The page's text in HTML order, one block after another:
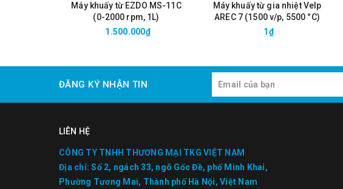
Máy khuấy từ EZDO MS-11C
(0-2000 rpm, 1L)
1.500.000₫
Máy khuấy từ gia nhiệt Velp
AREC 7 (1500 v/p, 5500 °C)
1₫
ĐĂNG KÝ NHẬN TIN
LIÊN HỆ
CÔNG TY TNHH THƯƠNG MẠI TKG VIỆT NAM
Địa chỉ: Số 2, ngách 33, ngõ Gốc Đề, phố Minh Khai,
Phường Tương Mai, Thành phố Hà Nội, Việt Nam